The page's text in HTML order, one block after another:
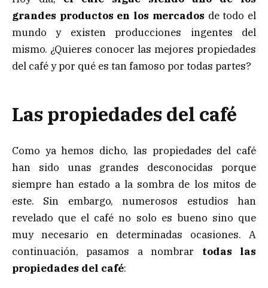
grandes productos en los mercados de todo el
mundo y existen producciones ingentes del
mismo. ¿Quieres conocer las mejores propiedades
del café y por qué es tan famoso por todas partes?
Las propiedades del café
Como ya hemos dicho, las propiedades del café
han sido unas grandes desconocidas porque
siempre han estado a la sombra de los mitos de
este. Sin embargo, numerosos estudios han
revelado que el café no solo es bueno sino que
muy necesario en determinadas ocasiones. A
continuación, pasamos a nombrar todas las
propiedades del café: